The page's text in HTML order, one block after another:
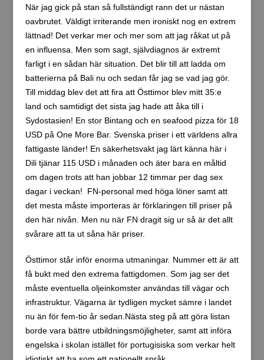
När jag gick på stan så fullständigt rann det ur nästan
oavbrutet. Väldigt irriterande men ironiskt nog en extrem
lättnad! Det verkar mer och mer som att jag råkat ut på
en influensa. Men som sagt, självdiagnos är extremt
farligt i en sådan här situation. Det blir till att ladda om
batterierna på Bali nu och sedan får jag se vad jag gör.
Till middag blev det att fira att Östtimor blev mitt 35:e
land och samtidigt det sista jag hade att åka till i
Sydostasien! En stor Bintang och en seafood pizza för 18
USD på One More Bar. Svenska priser i ett världens allra
fattigaste länder! En säkerhetsvakt jag lärt känna här i
Dili tjänar 115 USD i månaden och äter bara en måltid
om dagen trots att han jobbar 12 timmar per dag sex
dagar i veckan! FN-personal med höga löner samt att
det mesta måste importeras är förklaringen till priser på
den här nivån. Men nu när FN dragit sig ur så är det allt
svårare att ta ut såna här priser.
Östtimor står inför enorma utmaningar. Nummer ett är att
få bukt med den extrema fattigdomen. Som jag ser det
måste eventuella oljeinkomster användas till vägar och
infrastruktur. Vägarna är tydligen mycket sämre i landet
nu än för fem-tio år sedan.Nästa steg på att göra listan
borde vara bättre utbildningsmöjligheter, samt att införa
engelska i skolan istället för portugisiska som verkar helt